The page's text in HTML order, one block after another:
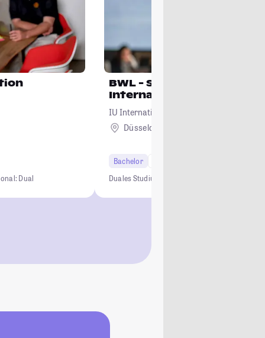
Dual
BWL - Spezialisierung
International
IU Internationale Hochschule
Düsseldorf + 23
Bachelor
Duales Studium